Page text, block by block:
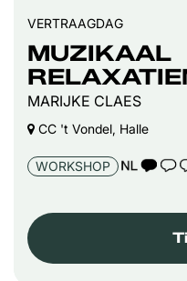
MUZIKAAL
MARIJKE CLAES
VERTRAAGDAG
CC 't Vondel, Halle
WORKSHOP